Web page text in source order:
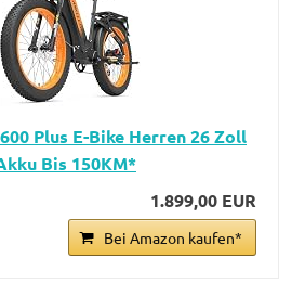
Plus E-Bike Herren 26 Zoll
Bis 150KM*
1.899,00 EUR
Bei Amazon kaufen*